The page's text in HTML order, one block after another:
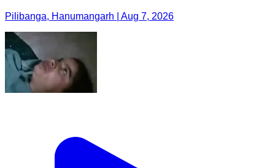
Pilibanga, Hanumangarh | Aug 7, 2026